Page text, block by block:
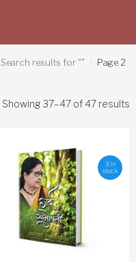
Search results for “” Page 2
Showing 37–47 of 47 results
3 in
stock